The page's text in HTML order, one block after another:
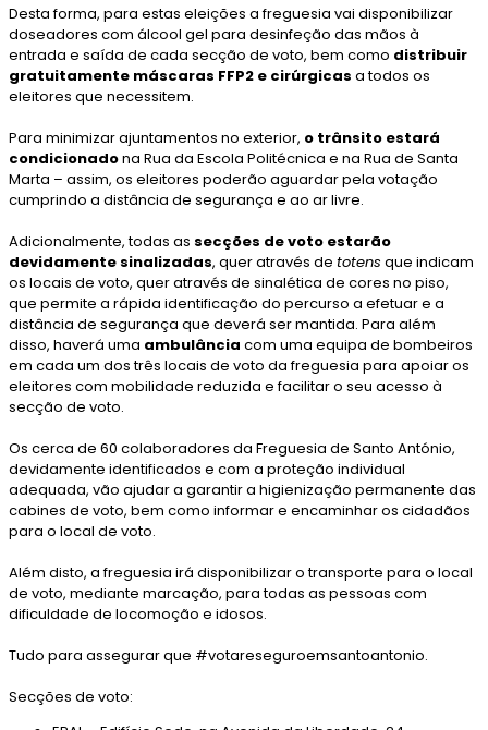
Desta forma, para estas eleições a freguesia vai disponibilizar
doseadores com álcool gel para desinfeção das mãos à
entrada e saída de cada secção de voto, bem como distribuir
gratuitamente máscaras FFP2 e cirúrgicas a todos os
eleitores que necessitem.
Para minimizar ajuntamentos no exterior, o trânsito estará
condicionadona Rua da Escola Politécnica e na Rua de Santa
Marta – assim, os eleitores poderão aguardar pela votação
cumprindo a distância de segurança e ao ar livre.
Adicionalmente, todas as secções de voto estarão
devidamente sinalizadas, quer através de totens que indicam
os locais de voto, quer através de sinalética de cores no piso,
que permite a rápida identificação do percurso a efetuar e a
distância de segurança que deverá ser mantida. Para além
disso, haverá uma ambulância com uma equipa de bombeiros
em cada um dos três locais de voto da freguesia para apoiar os
eleitores com mobilidade reduzida e facilitar o seu acesso à
secção de voto.
Os cerca de 60 colaboradores da Freguesia de Santo António,
devidamente identificados e com a proteção individual
adequada, vão ajudar a garantir a higienização permanente das
cabines de voto, bem como informar e encaminhar os cidadãos
para o local de voto.
Além disto, a freguesia irá disponibilizar o transporte para o local
de voto, mediante marcação, para todas as pessoas com
dificuldade de locomoção e idosos.
Tudo para assegurar que #votareseguroemsantoantonio.
Secções de voto: